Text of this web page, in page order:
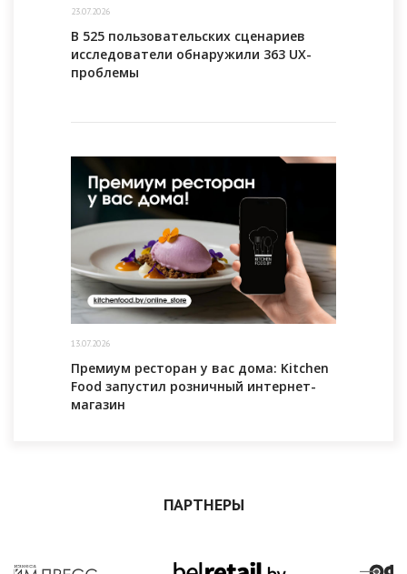
23.07.2026
В 525 пользовательских сценариев
исследователи обнаружили 363 UX-
проблемы
13.07.2026
Премиум ресторан у вас дома: Kitchen
Food запустил розничный интернет-
магазин
ПАРТНЕРЫ